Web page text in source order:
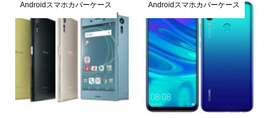
Androidスマホカバーケース Androidスマホカバーケース